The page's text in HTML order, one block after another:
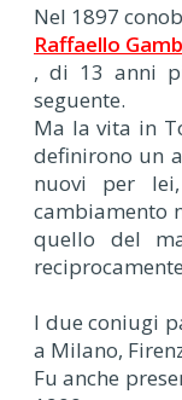
Nel 1897
Raffaello
, di 13 anni
seguente.
Ma la vita in
definirono un
nuovi per
cambiamento
quello del
I due coniugi
a Milano,
Fu anche